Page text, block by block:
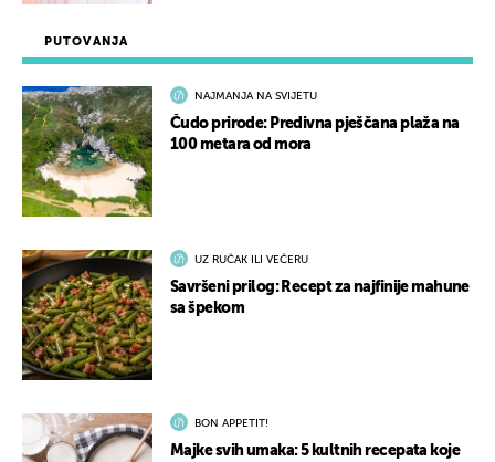
PUTOVANJA
NAJMANJA NA SVIJETU
Čudo prirode: Predivna pješčana plaža na
100 metara od mora
UZ RUČAK ILI VEČERU
Savršeni prilog: Recept za najfinije mahune
sa špekom
BON APPETIT!
Majke svih umaka: 5 kultnih recepata koje